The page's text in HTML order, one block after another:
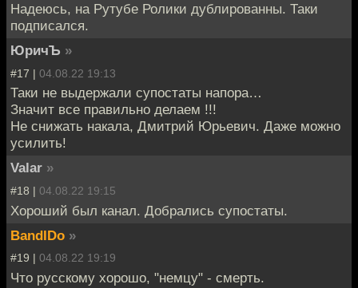
Надеюсь, на Рутубе Ролики дублированны. Таки
подписался.
ЮричЪ »
#17 | 04.08.22 19:13
Таки не выдержали супостаты напора…
Значит все правильно делаем !!!
Не снижать накала, Дмитрий Юрьевич. Даже можно
усилить!
Valar »
#18 | 04.08.22 19:15
Хороший был канал. Добрались супостаты.
BandIDo »
#19 | 04.08.22 19:19
Что русскому хорошо, "немцу" - смерть.